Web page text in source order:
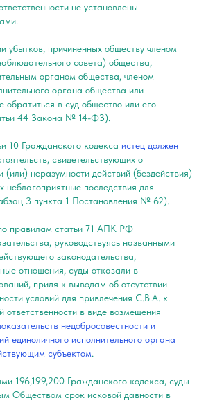
не установлены
убытков, причиненных обществу членом
совета) общества,
органом общества, членом
органа общества или
в суд общество или его
44 Закона № 14-ФЗ).
10 Гражданского кодекса истец должен
свидетельствующих о
(или) неразумности действий (бездействия)
неблагоприятные последствия для
3 пункта 1 Постановления № 62).
правилам статьи 71 АПК РФ
руководствуясь названными
законодательства,
отношения, суды отказали в
придя к выводам об отсутствии
условий для привлечения С.В.А. к
ответственности в виде возмещения
недобросовестности и
единоличного исполнительного органа
субъектом.
196,199,200 Гражданского кодекса, суды
Обществом срок исковой давности в